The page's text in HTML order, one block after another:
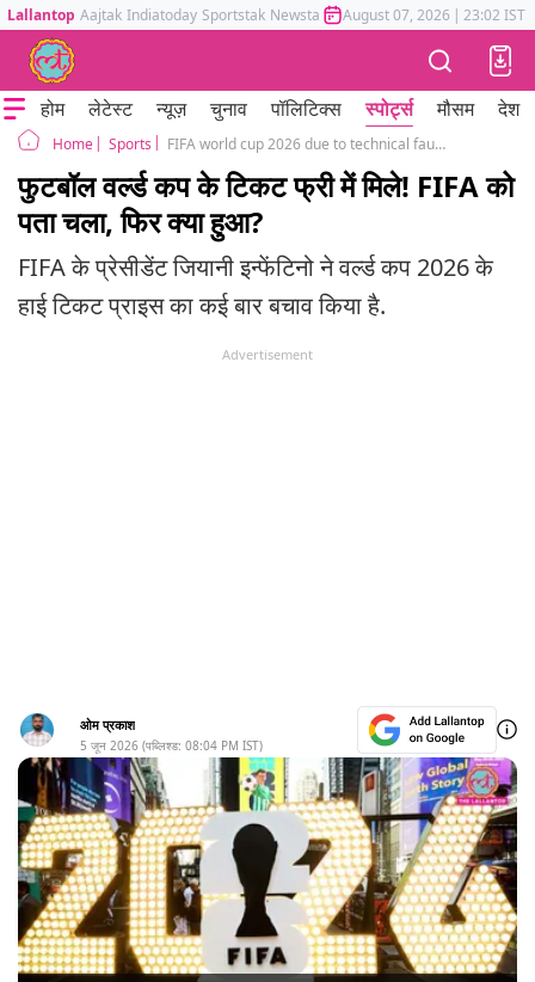
Lallantop Aajtak Indiatoday Sportstak Newstak Mumbai Tak Astrotak
August 07, 2026 | 23:02 IST
होम लेटेस्ट न्यूज़ चुनाव पॉलिटिक्स स्पोर्ट्स मौसम देश
Home Sports FIFA world cup 2026 due to technical fault fans find free World Cup tickets
फुटबॉल वर्ल्ड कप के टिकट फ्री में मिले! FIFA को
पता चला, फिर क्या हुआ?
FIFA के प्रेसीडेंट जियानी इन्फेंटिनो ने वर्ल्ड कप 2026 के
हाई टिकट प्राइस का कई बार बचाव किया है.
Advertisement
ओम प्रकाश
5 जून 2026 (पब्लिश्ड: 08:04 PM IST)